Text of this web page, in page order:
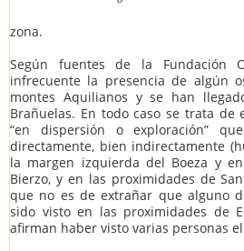
zona.
Según fuentes de la Fundación
infrecuente la presencia de algún
montes Aquilianos y se han
Brañuelas. En todo caso se trata de
“en dispersión o exploración”
directamente, bien indirectamente
la margen izquierda del Boeza y
Bierzo, y en las proximidades de
que no es de extrañar que alguno
sido visto en las proximidades de
afirman haber visto varias personas